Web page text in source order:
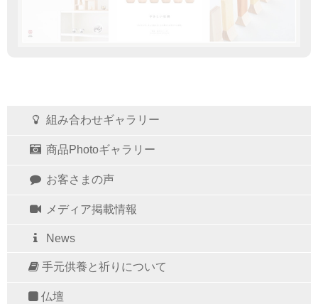
組み合わせギャラリー
商品Photoギャラリー
お客さまの声
メディア掲載情報
News
手元供養と祈りについて
仏壇